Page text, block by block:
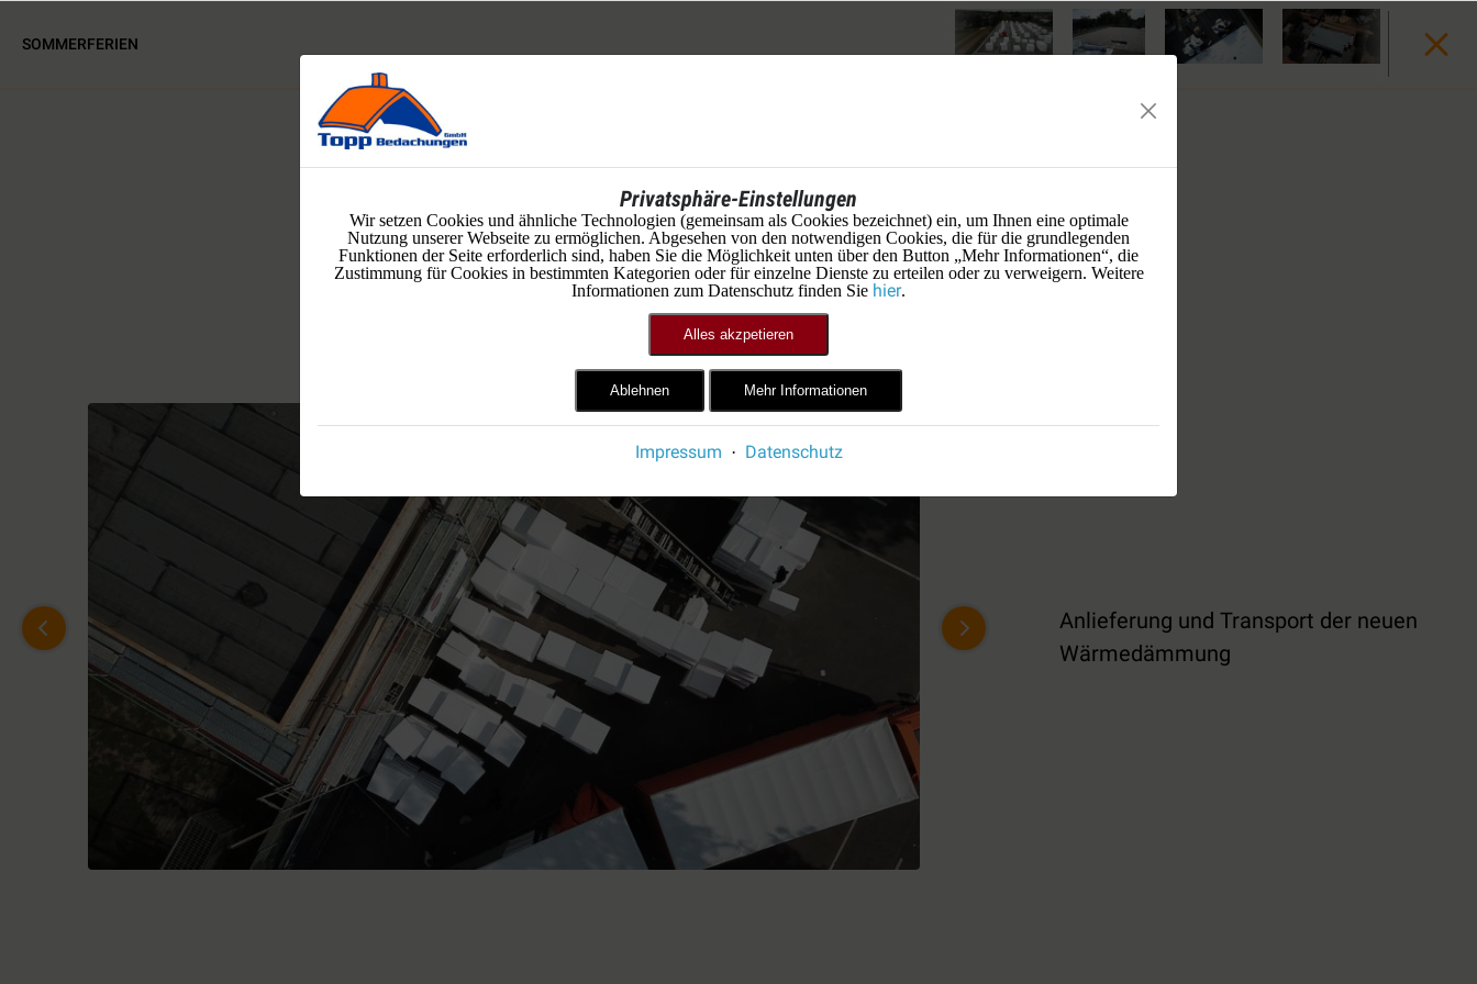
SOMMERFERIEN
Anlieferung und Transport der neuen
Wärmedämmung
Privatsphäre-Einstellungen
Wir setzen Cookies und ähnliche Technologien (gemeinsam als Cookies bezeichnet) ein, um Ihnen eine optimale
Nutzung unserer Webseite zu ermöglichen. Abgesehen von den notwendigen Cookies, die für die grundlegenden
Funktionen der Seite erforderlich sind, haben Sie die Möglichkeit unten über den Button „Mehr Informationen“, die
Zustimmung für Cookies in bestimmten Kategorien oder für einzelne Dienste zu erteilen oder zu verweigern. Weitere
Informationen zum Datenschutz finden Sie hier.
Alles akzpetieren
Ablehnen Mehr Informationen
Impressum · Datenschutz